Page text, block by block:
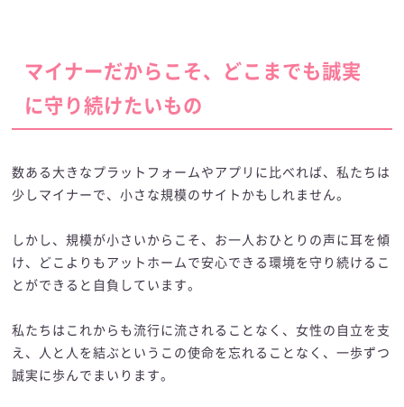
マイナーだからこそ、どこまでも誠実
に守り続けたいもの
数ある大きなプラットフォームやアプリに比べれば、私たちは
少しマイナーで、小さな規模のサイトかもしれません。
しかし、規模が小さいからこそ、お一人おひとりの声に耳を傾
け、どこよりもアットホームで安心できる環境を守り続けるこ
とができると自負しています。
私たちはこれからも流行に流されることなく、女性の自立を支
え、人と人を結ぶというこの使命を忘れることなく、一歩ずつ
誠実に歩んでまいります。